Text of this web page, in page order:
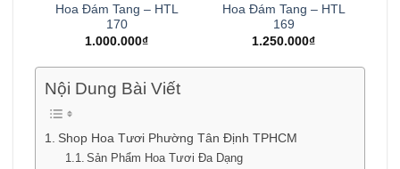
Hoa Đám Tang – HTL
170
1.000.000₫
Hoa Đám Tang – HTL
169
1.250.000₫
Nội Dung Bài Viết
Shop Hoa Tươi Phường Tân Định TPHCM
Sản Phẩm Hoa Tươi Đa Dạng